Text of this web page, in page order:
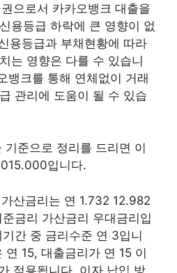
으로서 카카오뱅크 대출을
용등급 하락에 큰 영향이 없
용등급과 부채현황에 따라
는 영향은 다를 수 있습니
뱅크를 통해 연체없이 거래
관리에 도움이 될 수 있습
준으로 정리를 드리면 이
입니다.
산금리는 연 1.732 12.982
금리 가산금리 우대금리입
간 중 금리수준 연 3입니
연 15, 대출금리가 연 15 이
적용됩니다. 이자 납입 방